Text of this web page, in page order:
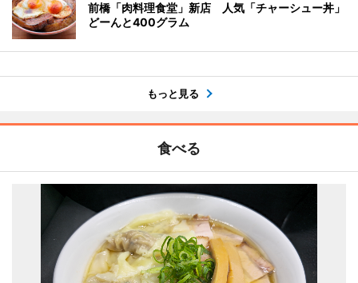
前橋「肉料理食堂」新店 人気「チャーシュー丼」
どーんと400グラム
もっと見る
食べる